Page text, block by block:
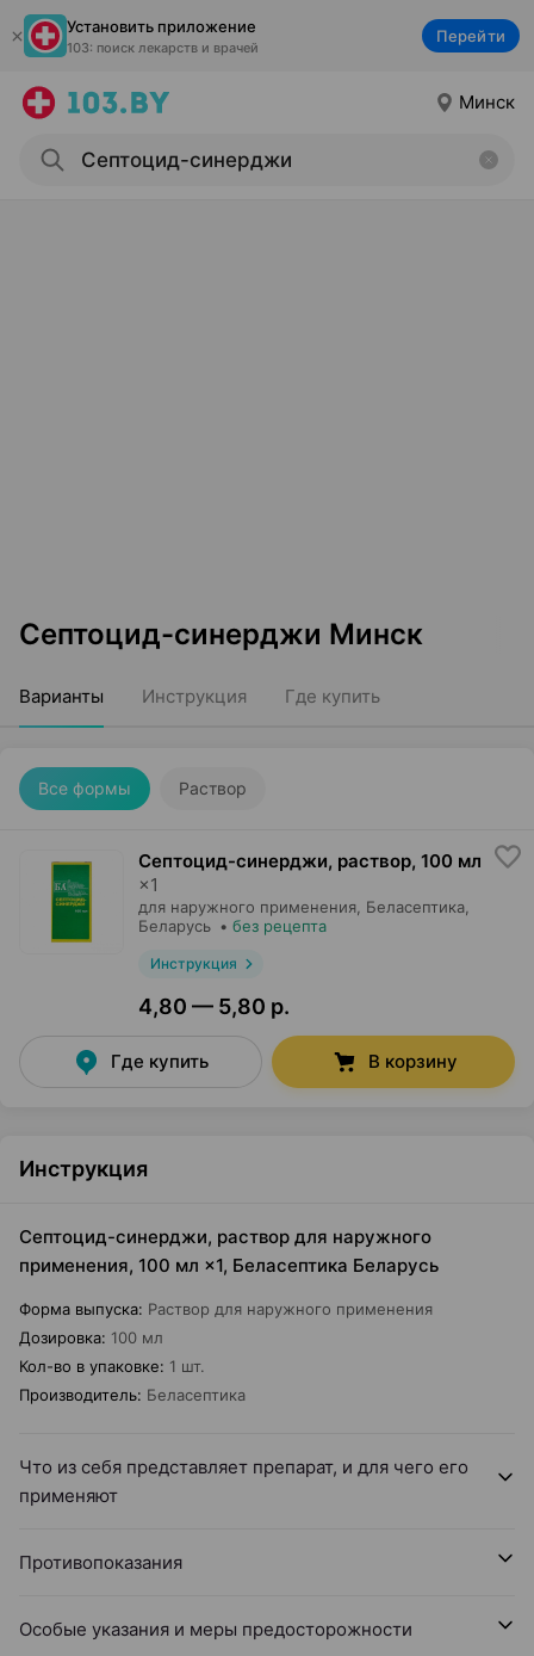
Установить приложение
103: поиск лекарств и врачей
Перейти
Минск
Септоцид-синерджи Минск
Варианты Инструкция Где купить
Все формы Раствор
Септоцид-синерджи, раствор, 100 мл
×1
для наружного применения, Беласептика
Беларусь • без рецепта
Инструкция
4,80 — 5,80 р.
Где купить В корзину
Инструкция
Септоцид-синерджи, раствор для наружного
применения, 100 мл ×1, Беласептика Беларусь
Форма выпуска: Раствор для наружного применения
Дозировка: 100 мл
Кол-во в упаковке: 1 шт.
Производитель: Беласептика
Что из себя представляет препарат, и для чего его
применяют
Противопоказания
Особые указания и меры предосторожности